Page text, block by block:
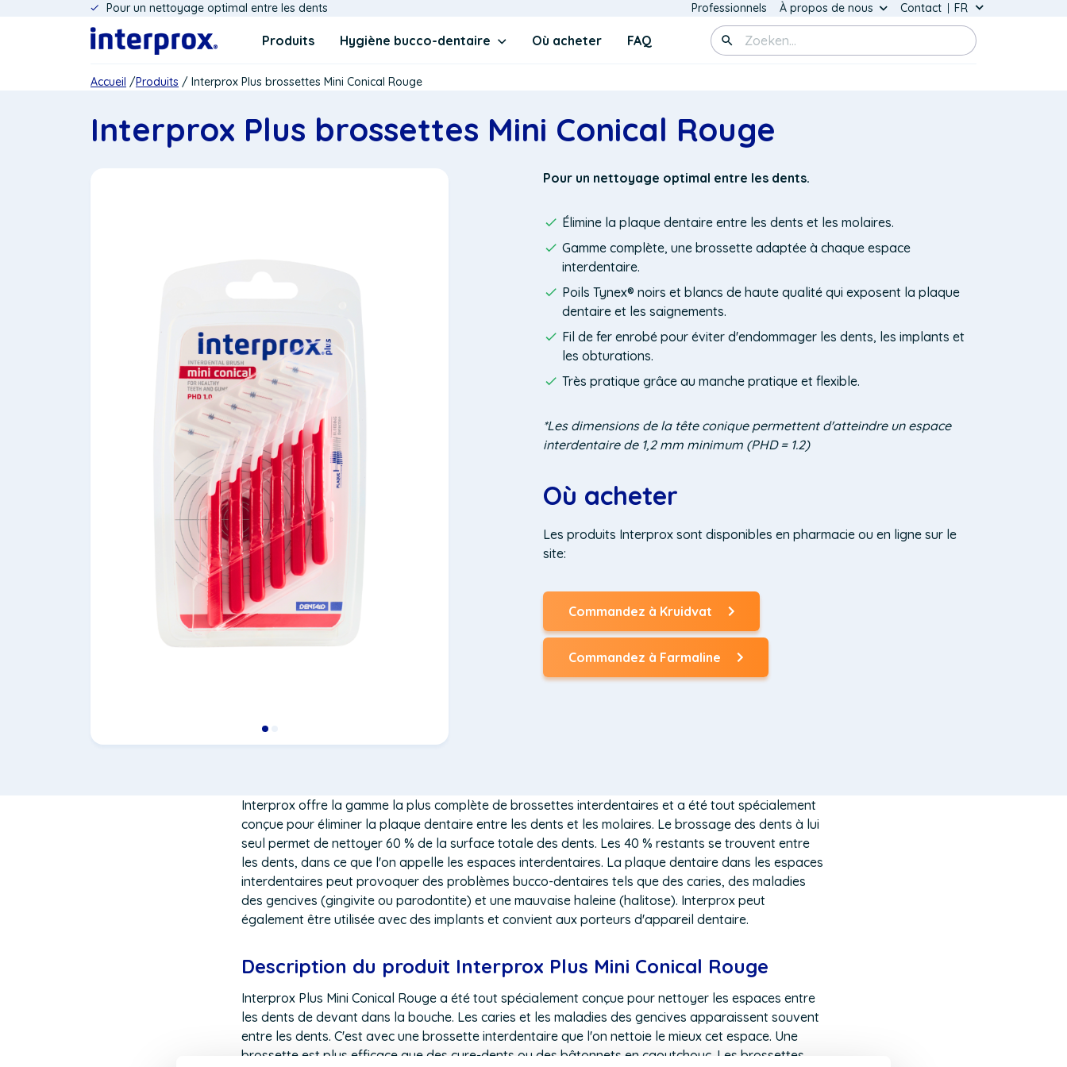
Navigatie
Produits Hygiène bucco-dentaire Où acheter FAQ Zoeken
Pour un nettoyage optimal entre les dents
Domain
Interprox
Professionnels À propos de nous Contact
Switch
Language
Lister les
Fil
d'Ariane
Accueil Produits Interprox Plus brossettes Mini Conical Rouge
Interprox Plus brossettes Mini Conical Rouge
Pour un nettoyage optimal entre les dents.
Élimine la plaque dentaire entre les dents et les molaires.
Gamme complète, une brossette adaptée à chaque espace
interdentaire.
Poils Tynex® noirs et blancs de haute qualité qui exposent la plaque
dentaire et les saignements.
Fil de fer enrobé pour éviter d'endommager les dents, les implants et
les obturations.
Très pratique grâce au manche pratique et flexible.
*Les dimensions de la tête conique permettent d'atteindre un espace
interdentaire de 1,2 mm minimum (PHD = 1.2)
Où acheter
Les produits Interprox sont disponibles en pharmacie ou en ligne sur le
site:
Commandez à Kruidvat
(Opens
in
new
window)
Commandez à Farmaline
(Opens
in
Interprox offre la gamme la plus complète de brossettes interdentaires et a été tout spécialement
conçue pour éliminer la plaque dentaire entre les dents et les molaires. Le brossage des dents à lui
seul permet de nettoyer 60 % de la surface totale des dents. Les 40 % restants se trouvent entre
les dents, dans ce que l'on appelle les espaces interdentaires. La plaque dentaire dans les espaces
interdentaires peut provoquer des problèmes bucco-dentaires tels que des caries, des maladies
des gencives (gingivite ou parodontite) et une mauvaise haleine (halitose). Interprox peut
également être utilisée avec des implants et convient aux porteurs d'appareil dentaire.
Description du produit Interprox Plus Mini Conical Rouge
Interprox Plus Mini Conical Rouge a été tout spécialement conçue pour nettoyer les espaces entre
les dents de devant dans la bouche. Les caries et les maladies des gencives apparaissent souvent
entre les dents. C'est avec une brossette interdentaire que l'on nettoie le mieux cet espace. Une
brossette est plus efficace que des cure-dents ou des bâtonnets en caoutchouc. Les brossettes